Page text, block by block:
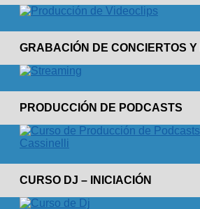
GRABACIÓN DE CONCIERTOS Y
PRODUCCIÓN DE PODCASTS
CURSO DJ – INICIACIÓN